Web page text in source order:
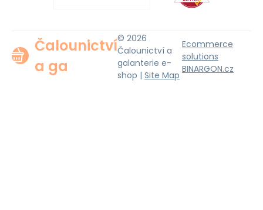
Čalounictví
a ga
© 2026
Čalounictví a
galanterie e-
shop | Site Map
Ecommerce
solutions
BINARGON.cz